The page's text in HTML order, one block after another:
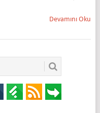
Devamını Oku